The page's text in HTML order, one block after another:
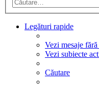
Legături rapide
Vezi mesaje
Vezi subiecte
Căutare